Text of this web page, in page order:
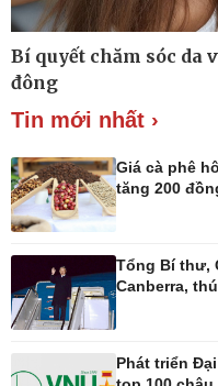
Thế giới
Quan sát
Cuộc sống đó đây
Hồ sơ
Kinh tế
Bất động sản
Khởi nghiệp
Bí quyết chăm sóc da
đông
Tin mới nhất ›
Giá cà phê
tăng 200
Tổng Bí thư,
Canberra,
Phát triển